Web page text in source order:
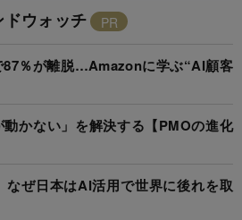
ドウォッチ
87％が離脱…Amazonに学ぶ“AI顧客
動かない」を解決する【PMOの進化
なぜ日本はAI活用で世界に後れを取